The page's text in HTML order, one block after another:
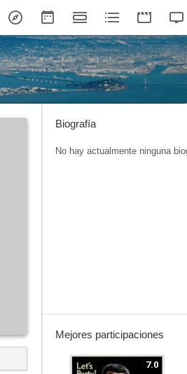
Biografía
No hay actualmente ninguna
Mejores participaciones
7.0